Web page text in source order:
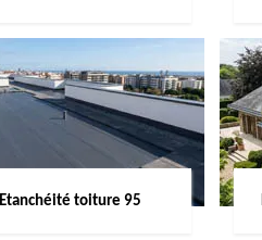
Etanchéité toiture 95